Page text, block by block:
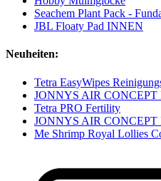
Seachem Plant Pack -
JBL Floaty Pad INNEN
Neuheiten:
Tetra EasyWipes
JONNYS AIR CONCEPT
Tetra PRO Fertility
JONNYS AIR CONCEPT
Me Shrimp Royal Lollies